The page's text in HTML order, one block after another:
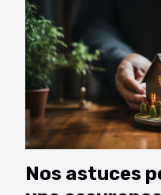
Nos astuces